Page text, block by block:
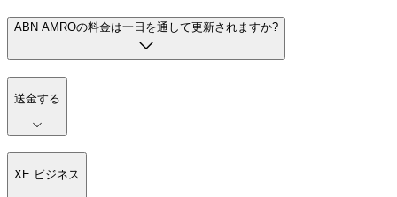
ABN AMROの料金は一日を通して更新されますか?
送金する
XE ビジネス